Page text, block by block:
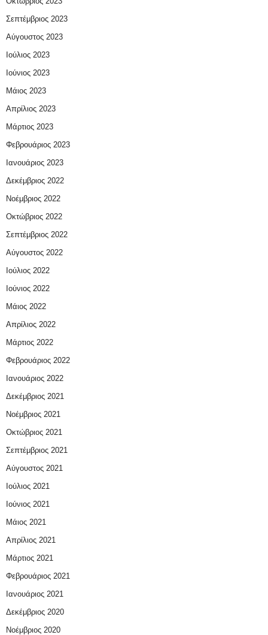
Σεπτέμβριος 2023
Αύγουστος 2023
Ιούλιος 2023
Ιούνιος 2023
Μάιος 2023
Απρίλιος 2023
Μάρτιος 2023
Φεβρουάριος 2023
Ιανουάριος 2023
Δεκέμβριος 2022
Νοέμβριος 2022
Οκτώβριος 2022
Σεπτέμβριος 2022
Αύγουστος 2022
Ιούλιος 2022
Ιούνιος 2022
Μάιος 2022
Απρίλιος 2022
Μάρτιος 2022
Φεβρουάριος 2022
Ιανουάριος 2022
Δεκέμβριος 2021
Νοέμβριος 2021
Οκτώβριος 2021
Σεπτέμβριος 2021
Αύγουστος 2021
Ιούλιος 2021
Ιούνιος 2021
Μάιος 2021
Απρίλιος 2021
Μάρτιος 2021
Φεβρουάριος 2021
Ιανουάριος 2021
Δεκέμβριος 2020
Νοέμβριος 2020